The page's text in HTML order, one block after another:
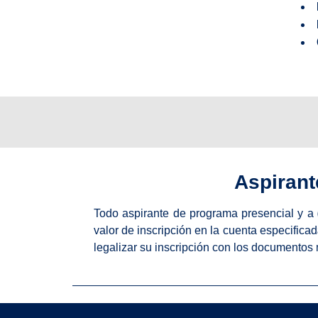
Todo aspirante de programa presencial y
valor de inscripción en la cuenta
legalizar su inscripción con los